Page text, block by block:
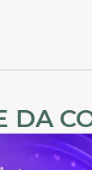
DA